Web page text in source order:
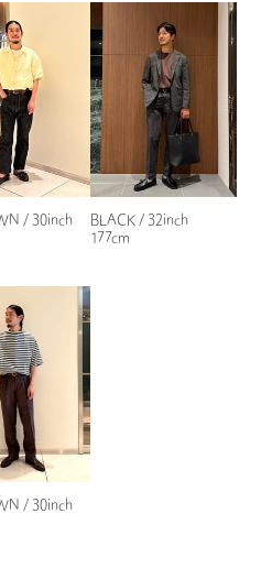
/ 30inch
BLACK / 32inch
177cm
/ 30inch